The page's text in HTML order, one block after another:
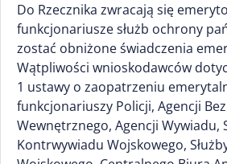
Do Rzecznika zwracają się
funkcjonariusze służb ochrony
zostać obniżone świadczenia
Wątpliwości wnioskodawców
1 ustawy o zaopatrzeniu
funkcjonariuszy Policji, Agencji
Wewnętrznego, Agencji Wywiadu,
Kontrwywiadu Wojskowego,